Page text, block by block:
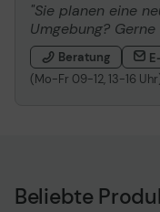
"Sie planen eine
Umgebung?
Beratung
(Mo-Fr 09-12, 13-16
Beliebte